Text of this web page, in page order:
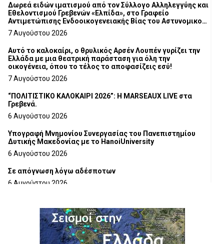
Δωρεά ειδών ιματισμού από τον Σύλλογο Αλληλεγγύης και
Εθελοντισμού Γρεβενών «Ελπίδα», στο Γραφείο
Αντιμετώπισης Ενδοοικογενειακής Βίας του Αστυνομικού
Τμήματος Γρεβενών
7 Αυγούστου 2026
Αυτό το καλοκαίρι, ο θρυλικός Αρσέν Λουπέν γυρίζει την
Ελλάδα με μια θεατρική παράσταση για όλη την
οικογένεια, όπου το τέλος το αποφασίζεις εσύ!
7 Αυγούστου 2026
“ΠΟΛΙΤΙΣΤΙΚΟ ΚΑΛΟΚΑΙΡΙ 2026”: Η MARSEAUX LIVE στα
Γρεβενά.
6 Αυγούστου 2026
Υπογραφή Μνημονίου Συνεργασίας του Πανεπιστημίου
Δυτικής Μακεδονίας με το HanoiUniversity
6 Αυγούστου 2026
Σε απόγνωση λόγω αδέσποτων
6 Αυγούστου 2026
6 Αυγούστου 2026
Ολοκληρώνεται η ασφαλτόστρωση της οδού Περιβόλι –